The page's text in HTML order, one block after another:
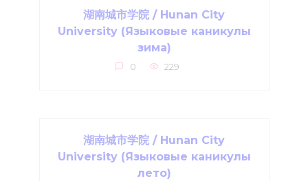
湖南城市学院 / Hunan City
University (Языковые каникулы
зима)
0 229
湖南城市学院 / Hunan City
University (Языковые каникулы
лето)